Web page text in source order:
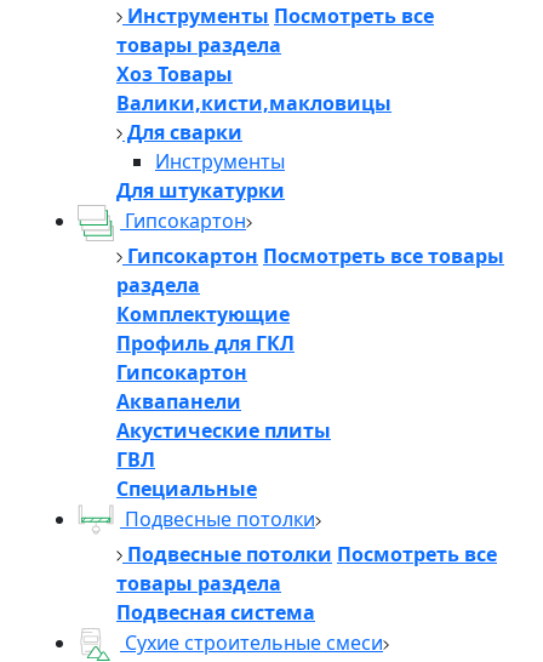
Инструменты Посмотреть все
товары раздела
Хоз Товары
Валики,кисти,макловицы
Для сварки
Инструменты
Для штукатурки
Гипсокартон
Гипсокартон Посмотреть все товары
раздела
Комплектующие
Профиль для ГКЛ
Гипсокартон
Аквапанели
Акустические плиты
ГВЛ
Специальные
Подвесные потолки
Подвесные потолки Посмотреть все
товары раздела
Подвесная система
Сухие строительные смеси